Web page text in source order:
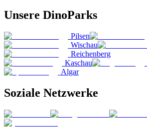
Unsere DinoParks
Pilsen
Wischau
Reichenberg
Kaschau
Algar
Soziale Netzwerke